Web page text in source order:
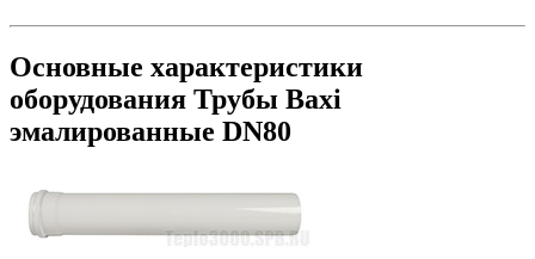
Основные характеристики
оборудования Трубы Baxi
эмалированные DN80